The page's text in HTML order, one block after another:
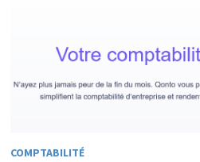
COMPTABILITÉ